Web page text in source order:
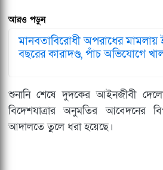
আরও পড়ুন
মানবতাবিরোধী অপরাধের
বছরের কারাদণ্ড, পাঁচ অভিযোগে
শুনানি শেষে দুদকের আইনজীবী
বিদেশযাত্রার অনুমতির আবেদনের
আদালতে তুলে ধরা হয়েছে।